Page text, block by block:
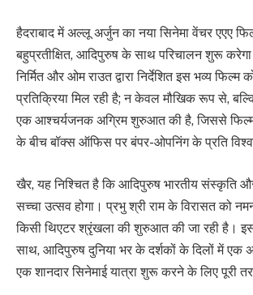
हैदराबाद में अल्लू अर्जुन का नया सिनेमा वेंचर एएए
बहुप्रतीक्षित, आदिपुरुष के साथ परिचालन शुरू
निर्मित और ओम राउत द्वारा निर्देशित इस भव्य फिल्म
प्रतिक्रिया मिल रही है; न केवल मौखिक रूप से,
एक आश्चर्यजनक अग्रिम शुरुआत की है, जिससे फिल्म
के बीच बॉक्स ऑफिस पर बंपर-ओपनिंग के प्रति
खैर, यह निश्चित है कि आदिपुरुष भारतीय संस्कृति
सच्चा उत्सव होगा। प्रभु श्री राम के विरासत को
किसी थिएटर श्रृंखला की शुरुआत की जा रही है।
साथ, आदिपुरुष दुनिया भर के दर्शकों के दिलों में एक
एक शानदार सिनेमाई यात्रा शुरू करने के लिए पूरी